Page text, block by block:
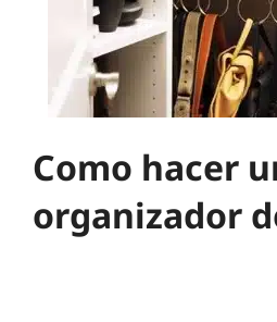
Como hacer
organizador